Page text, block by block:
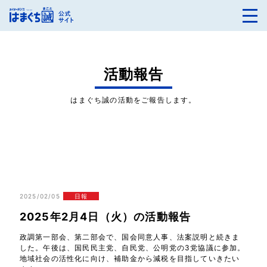
活動報告
はまぐち誠の活動をご報告します。
2025/02/05 日報
2025年2月4日（火）の活動報告
政調第一部会、第二部会で、国会同意人事、法案説明と続きま
した。午後は、国民民主党、自民党、公明党の3党協議に参加。
地域社会の活性化に向け、補助金から減税を目指していきたい